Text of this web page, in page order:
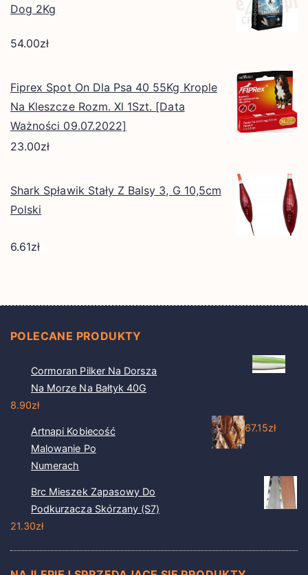
Dog 2Kg
54.00zł
Fiprex Spot On Dla Psa 40 55Kg Krople
Na Kleszcze Rozm. Xl 1Szt. [Data
Ważności 09.07.2022]
23.00zł
Shark Spławik Stały Z Balsy 3, G 10,5cm
Polski
6.61zł
POLECANE PRODUKTY
Cormoran Pilker Na Dorsza
Na Morze Na Bałtyk 40G
8.90zł
Artnapi Kobiecość
Malowanie Po
Numerach
67.15zł
Brc Mieszek Zapasowy Do
Podkurzacza Skórzany (S7)
21.30zł